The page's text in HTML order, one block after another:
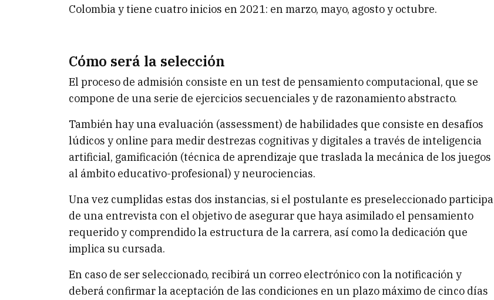
Colombia y tiene cuatro inicios en 2021: en marzo, mayo, agosto y octubre.
Cómo será la selección
El proceso de admisión consiste en un test de pensamiento computacional, que se
compone de una serie de ejercicios secuenciales y de razonamiento abstracto.
También hay una evaluación (assessment) de habilidades que consiste en desafíos
lúdicos y online para medir destrezas cognitivas y digitales a través de inteligencia
artificial, gamificación (técnica de aprendizaje que traslada la mecánica de los juegos
al ámbito educativo-profesional) y neurociencias.
Una vez cumplidas estas dos instancias, si el postulante es preseleccionado participa
de una entrevista con el objetivo de asegurar que haya asimilado el pensamiento
requerido y comprendido la estructura de la carrera, así como la dedicación que
implica su cursada.
En caso de ser seleccionado, recibirá un correo electrónico con la notificación y
deberá confirmar la aceptación de las condiciones en un plazo máximo de cinco días